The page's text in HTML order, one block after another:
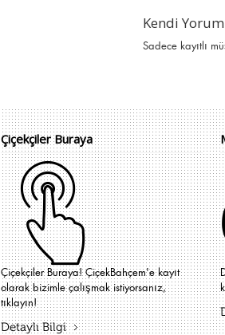
Kendi
Sadece kayıtlı
Çiçekçiler Buraya
Çiçekçiler Buraya! ÇiçekBahçem'e kayıt
olarak bizimle çalışmak istiyorsanız,
tıklayın!
Detaylı Bilgi